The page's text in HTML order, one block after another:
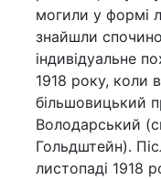
могили у формі
знайшли
індивідуальне
1918 року, коли
більшовицький
Володарський
Гольдштейн).
листопаді 1918